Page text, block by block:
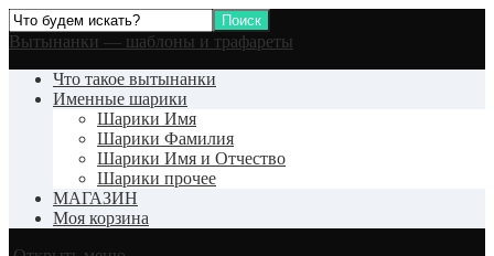
Вытынанки — шаблоны и трафареты
Что такое вытынанки
Именные шарики
Шарики Имя
Шарики Фамилия
Шарики Имя и Отчество
Шарики прочее
МАГАЗИН
Моя корзина